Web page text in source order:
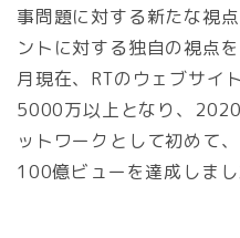
事問題に対する新たな視
ントに対する独自の視点
月現在、RTのウェブサイ
5000万以上となり、
ットワークとして初めて
100億ビューを達成しまし